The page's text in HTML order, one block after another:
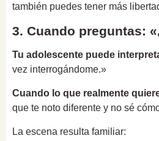
también puedes tener más
3. Cuando preguntas:
Tu adolescente puede
vez interrogándome.»
Cuando lo que realmente
que te noto diferente y no sé
La escena resulta familiar: